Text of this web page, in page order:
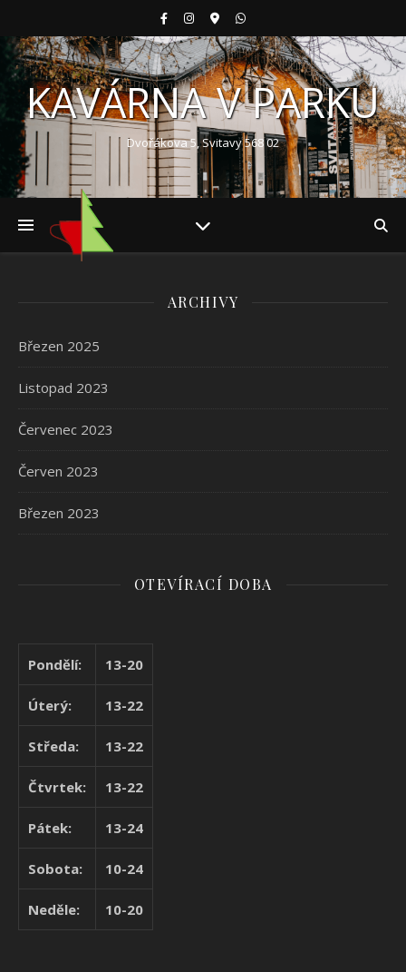
KAVÁRNA V PARKU
Dvořákova 5, Svitavy 568 02
ARCHIVY
Březen 2025
Listopad 2023
Červenec 2023
Červen 2023
Březen 2023
OTEVÍRACÍ DOBA
Pondělí: 13-20
Úterý: 13-22
Středa: 13-22
Čtvrtek: 13-22
Pátek: 13-24
Sobota: 10-24
Neděle: 10-20